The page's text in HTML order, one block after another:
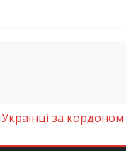
монастиря (Фото)
Українці за